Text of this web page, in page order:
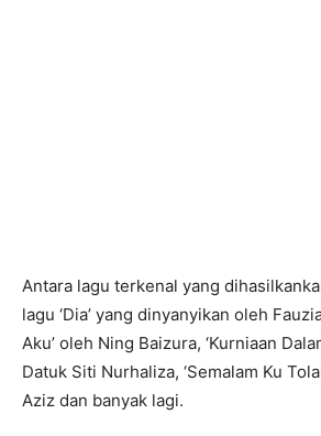
Antara lagu terkenal yang
lagu ‘Dia’ yang dinyanyikan oleh
Aku’ oleh Ning Baizura, ‘Kurniaan
Datuk Siti Nurhaliza, ‘Semalam Ku
Aziz dan banyak lagi.